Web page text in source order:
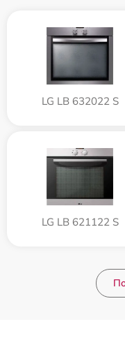
LG LB 632022 S
LG LB 621122 S